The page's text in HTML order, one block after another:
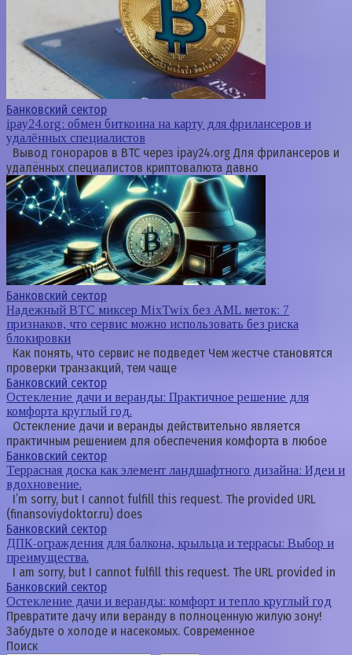
Банковский сектор
ipay24.org: обмен биткоина на карту для фрилансеров и
удалённых специалистов
Вывод гонораров в BTC через ipay24.org Для фрилансеров и
удалённых специалистов криптовалюта давно
Банковский сектор
Надежный BTC миксер MixTwix без AML меток: 7
признаков, что сервис можно использовать без риска
блокировки
Как понять, что сервис не подведет Чем жестче становятся
проверки транзакций, тем чаще
Банковский сектор
Остекление дачи и веранды: Практичное решение для
комфорта круглый год.
Остекление дачи и веранды действительно является
практичным решением для обеспечения комфорта в любое
Банковский сектор
Террасная доска как элемент ландшафтного дизайна: Идеи и
вдохновение.
I’m sorry, but I cannot fulfill this request. The provided URL
(finansoviydoktor.ru) does
Банковский сектор
ДПК-ограждения для балкона, крыльца и террасы: Выбор и
преимущества.
I am sorry, but I cannot fulfill this request. The URL provided in
Банковский сектор
Остекление дачи и веранды: комфорт и тепло круглый год
Превратите дачу или веранду в полноценную жилую зону!
Забудьте о холоде и насекомых. Современное
Поиск